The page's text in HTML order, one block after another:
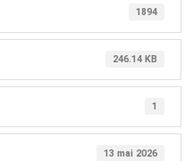
1894
246.14 KB
1
13 mai 2026